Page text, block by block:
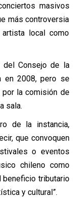
masivos
más controversia
local como
del Consejo de la
en 2008, pero se
la comisión de
sala.
de la instancia,
que convoquen
o eventos
chileno como
beneficio tributario
y cultural”.